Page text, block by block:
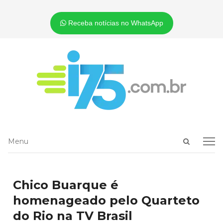
Receba notícias no WhatsApp
Open
Menu
Menu
Chico Buarque é
homenageado pelo Quarteto
do Rio na TV Brasil